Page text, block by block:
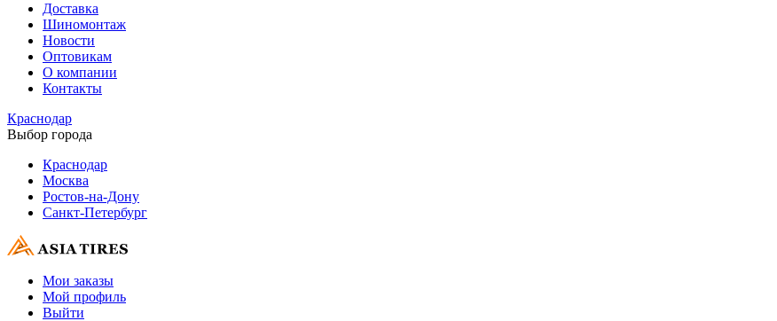
Доставка
Шиномонтаж
Новости
Оптовикам
О компании
Контакты
Краснодар
Выбор города
Краснодар
Москва
Ростов-на-Дону
Санкт-Петербург
Мои заказы
Мой профиль
Выйти